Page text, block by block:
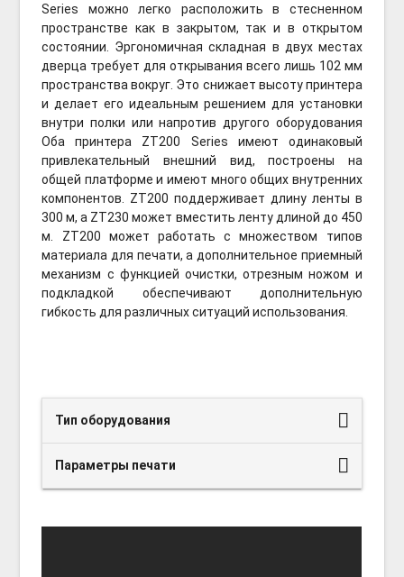
Series можно легко расположить в стесненном
пространстве как в закрытом, так и в открытом
состоянии. Эргономичная складная в двух местах
дверца требует для открывания всего лишь 102 мм
пространства вокруг. Это снижает высоту принтера
и делает его идеальным решением для установки
внутри полки или напротив другого оборудования
Оба принтера ZT200 Series имеют одинаковый
привлекательный внешний вид, построены на
общей платформе и имеют много общих внутренних
компонентов. ZT200 поддерживает длину ленты в
300 м, а ZT230 может вместить ленту длиной до 450
м. ZT200 может работать с множеством типов
материала для печати, а дополнительное приемный
механизм с функцией очистки, отрезным ножом и
подкладкой обеспечивают дополнительную
гибкость для различных ситуаций использования.
Тип оборудования
Параметры печати